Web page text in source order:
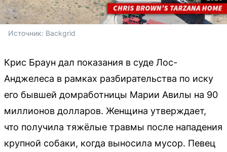
Источник: Backgrid
Крис Браун дал показания в суде Лос-
Анджелеса в рамках разбирательства по иску
его бывшей домработницы Марии Авилы на 90
миллионов долларов. Женщина утверждает,
что получила тяжёлые травмы после нападения
крупной собаки, когда выносила мусор. Певец